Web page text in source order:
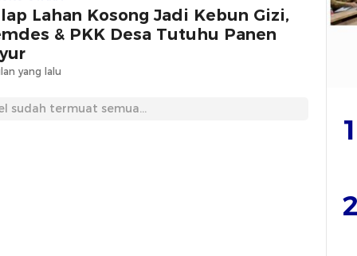
Lahan Kosong Jadi Kebun Gizi,
& PKK Desa Tutuhu Panen
yang lalu
sudah termuat semua...
1
2